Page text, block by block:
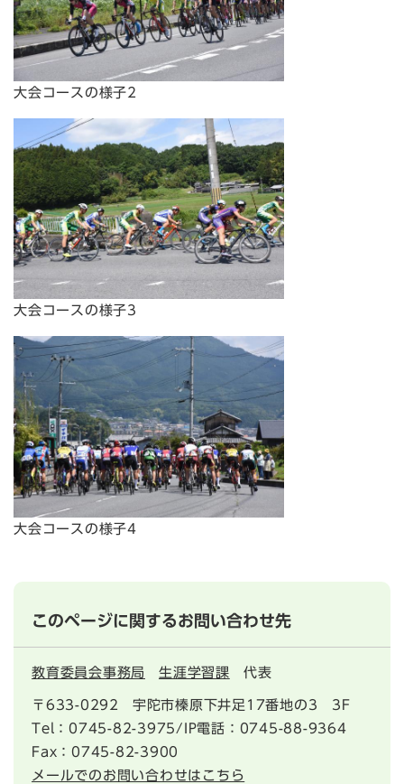
大会コースの様子2
大会コースの様子3
大会コースの様子4
このページに関するお問い合わせ先
教育委員会事務局 生涯学習課 代表
〒633-0292
宇陀市榛原下井足17番地の3 3F
Tel：0745-82-3975/IP電話：0745-88-9364
Fax：0745-82-3900
メールでのお問い合わせはこちら